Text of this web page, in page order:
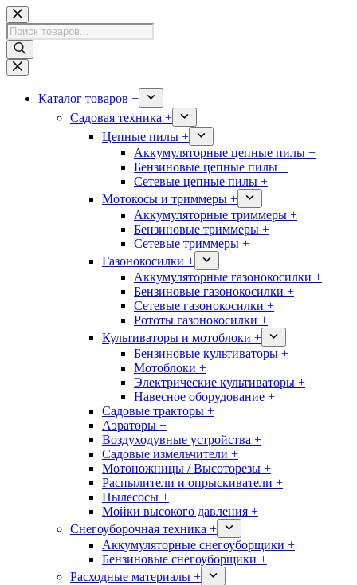
Перейти
к
сути
Поиск
товаров
Каталог товаров +
Садовая техника +
Цепные пилы +
Аккумуляторные цепные пилы +
Бензиновые цепные пилы +
Сетевые цепные пилы +
Мотокосы и триммеры +
Аккумуляторные триммеры +
Бензиновые триммеры +
Сетевые триммеры +
Газонокосилки +
Аккумуляторные газонокосилки +
Бензиновые газонокосилки +
Сетевые газонокосилки +
Рототы газонокосилки +
Культиваторы и мотоблоки +
Бензиновые культиваторы +
Мотоблоки +
Электрические культиваторы +
Навесное оборудование +
Садовые тракторы +
Аэраторы +
Воздуходувные устройства +
Садовые измельчители +
Мотоножницы / Высоторезы +
Распылители и опрыскиватели +
Пылесосы +
Мойки высокого давления +
Снегоуборочная техника +
Аккумуляторные снегоуборщики +
Бензиновые снегоуборщики +
Расходные материалы +